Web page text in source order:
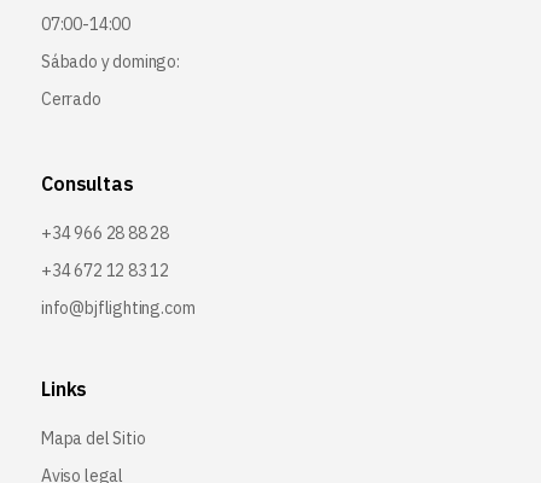
07:00-14:00
Sábado y domingo:
Cerrado
Consultas
+34 966 28 88 28
+34 672 12 83 12
info@bjflighting.com
Links
Mapa del Sitio
Aviso legal